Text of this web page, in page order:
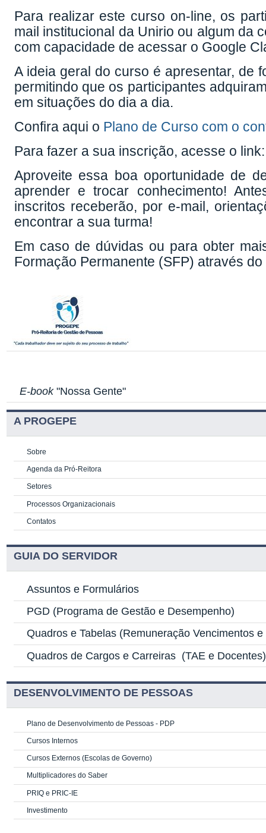
Para realizar este curso on-line, os
mail institucional da Unirio ou algum da
com capacidade de acessar o Google
A ideia geral do curso é apresentar, de
permitindo que os participantes
em situações do dia a dia.
Confira aqui o Plano de Curso com o
Para fazer a sua inscrição, acesse o
Aproveite essa boa oportunidade de
aprender e trocar conhecimento!
inscritos receberão, por e-mail,
encontrar a sua turma!
Em caso de dúvidas ou para obter
Formação Permanente (SFP) através
E-book"Nossa Gente"
A PROGEPE
Sobre
Agenda da Pró-Reitora
Setores
Processos Organizacionais
Contatos
GUIA DO SERVIDOR
Assuntos e Formulários
PGD (Programa de Gestão e Desempenho)
Quadros e Tabelas (Remuneração Vencimentos
Quadros de Cargos e Carreiras (TAE e Docentes)
DESENVOLVIMENTO DE PESSOAS
Plano de Desenvolvimento de Pessoas - PDP
Cursos Internos
Cursos Externos (Escolas de Governo)
Multiplicadores do Saber
PRIQ e PRIC-IE
Investimento